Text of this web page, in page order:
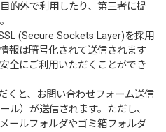
的外で利用したり、第三者に提
(Secure Sockets Layer)を採用
報は暗号化されて送信されます
全にご利用いただくことができ
くと、お問い合わせフォーム送信
ル）が送信されます。ただし、
ールフォルダやゴミ箱フォルダ